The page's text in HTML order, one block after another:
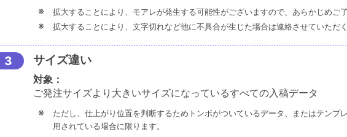
拡大することにより、モアレが発生する可能性がございますので、あらかじめご了
拡大することにより、文字切れなど他に不具合が生じた場合は連絡させていただ
サイズ違い
対象：
ご発注サイズより大きいサイズになっているすべての入稿データ
ただし、仕上がり位置を判断するためトンボがついているデータ、またはテンプ
用されている場合に限ります。